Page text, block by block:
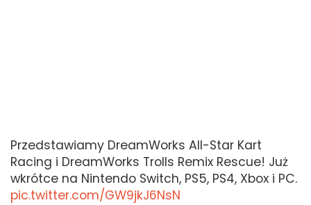
Przedstawiamy DreamWorks All-Star Kart
Racing i DreamWorks Trolls Remix Rescue! Już
wkrótce na Nintendo Switch, PS5, PS4, Xbox i PC.
pic.twitter.com/GW9jkJ6NsN